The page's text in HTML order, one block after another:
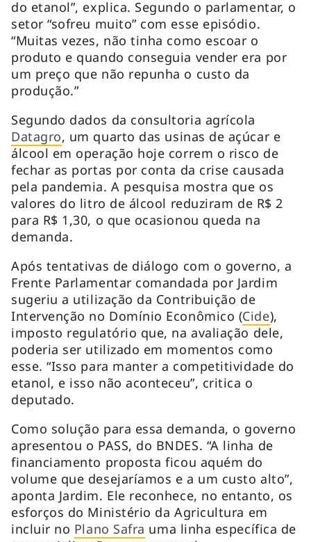
do etanol”, explica. Segundo o parlamentar, o
setor “sofreu muito” com esse episódio.
“Muitas vezes, não tinha como escoar o
produto e quando conseguia vender era por
um preço que não repunha o custo da
produção.”
Segundo dados da consultoria agrícola
Datagro, um quarto das usinas de açúcar e
álcool em operação hoje correm o risco de
fechar as portas por conta da crise causada
pela pandemia. A pesquisa mostra que os
valores do litro de álcool reduziram de R$ 2
para R$ 1,30, o que ocasionou queda na
demanda.
Após tentativas de diálogo com o governo, a
Frente Parlamentar comandada por Jardim
sugeriu a utilização da Contribuição de
Intervenção no Domínio Econômico (Cide),
imposto regulatório que, na avaliação dele,
poderia ser utilizado em momentos como
esse. “Isso para manter a competitividade do
etanol, e isso não aconteceu”, critica o
deputado.
Como solução para essa demanda, o governo
apresentou o PASS, do BNDES. “A linha de
financiamento proposta ficou aquém do
volume que desejaríamos e a um custo alto”,
aponta Jardim. Ele reconhece, no entanto, os
esforços do Ministério da Agricultura em
incluir no Plano Safra uma linha específica de